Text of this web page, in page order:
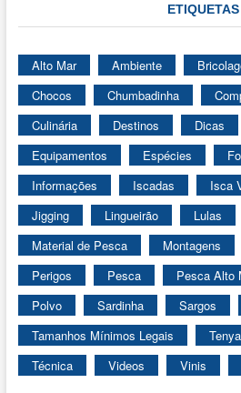
ETIQUETAS
Alto Mar Ambiente
Chocos
Chumbadinha
Culinária
Destinos Dicas
Equipamentos
Espécies
Informações
Iscadas Isca
Jigging
Lingueirão Lulas
Material de Pesca
Montagens
Perigos
Pesca Pesca Alto
Polvo
Sardinha Sargos
Tamanhos Mínimos Legais
Tenya
Técnica
Videos Vinis